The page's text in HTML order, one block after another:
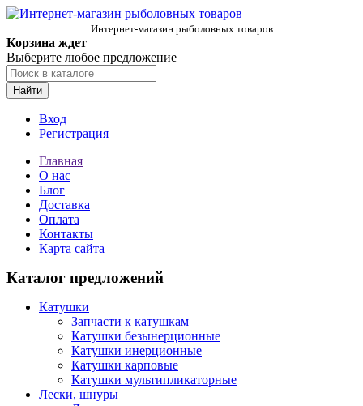
Интернет-магазин рыболовных товаров
Корзина ждет
Выберите любое предложение
Найти
Вход
Регистрация
Главная
О нас
Блог
Доставка
Оплата
Контакты
Карта сайта
Каталог предложений
Катушки
Запчасти к катушкам
Катушки безынерционные
Катушки инерционные
Катушки карповые
Катушки мультипликаторные
Лески, шнуры